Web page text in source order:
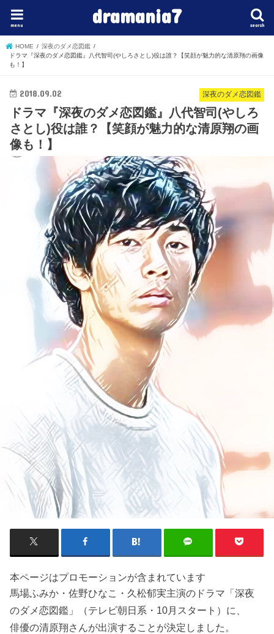
dramania7 search
menu
HOME
深夜のダメ恋図鑑
ドラマ『深夜のダメ恋図鑑』八代智司(やしろさとし)役は誰？【笑顔が魅力的な清原翔の画像
も！】
深夜のダメ恋図鑑
2018.09.02
ドラマ『深夜のダメ恋図鑑』八代智司(やしろ
さとし)役は誰？【笑顔が魅力的な清原翔の画
像も！】
本ページはプロモーションが含まれています
馬場ふみか・佐野ひなこ・久松郁実主演のドラマ「深夜
のダメ恋図鑑」（テレビ朝日系・ 10月スタート）に、
俳優の清原翔さんが出演することが決定しました。